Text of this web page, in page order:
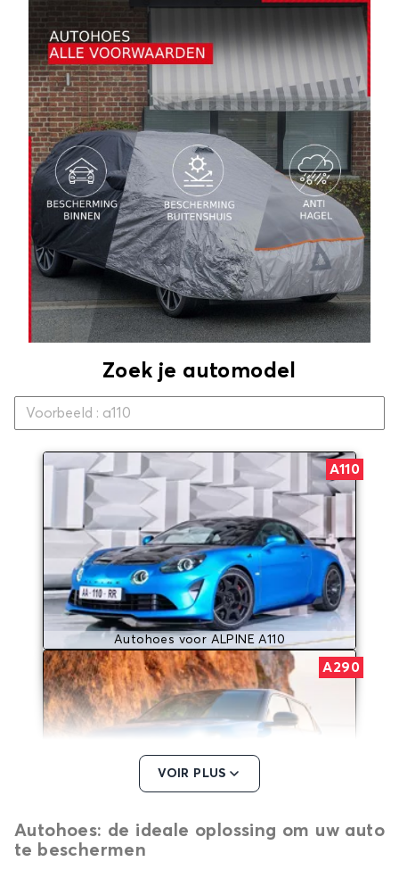
Zoek je automodel
A110
Autohoes voor ALPINE A110
A290
Autohoes voor ALPINE A290
VOIR PLUS
Autohoes: de ideale oplossing om uw auto
te beschermen